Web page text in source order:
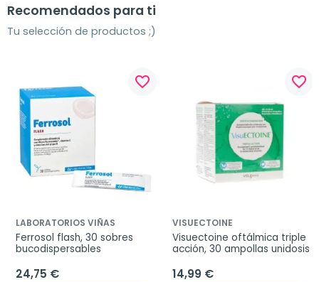
Recomendados para ti
Tu selección de productos ;)
favorite_border
LABORATORIOS VIÑAS
Ferrosol flash, 30 sobres
bucodispersables
24,75 €
favorite_border
VISUECTOINE
Visuectoine oftálmica triple
acción, 30 ampollas unidosis
14,99 €